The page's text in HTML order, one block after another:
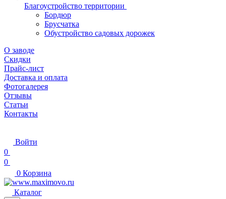
Благоустройство территории
Бордюр
Брусчатка
Обустройство садовых дорожек
О заводе
Скидки
Прайс-лист
Доставка и оплата
Фотогалерея
Отзывы
Статьи
Контакты
Войти
0
0
0 Корзина
Каталог